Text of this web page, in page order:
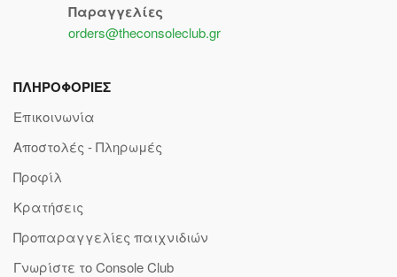
Παραγγελίες
orders@theconsoleclub.gr
ΠΛΗΡΟΦΟΡΙΕΣ
Επικοινωνία
Αποστολές - Πληρωμές
Προφίλ
Κρατήσεις
Προπαραγγελίες παιχνιδιών
Γνωρίστε το Console Club